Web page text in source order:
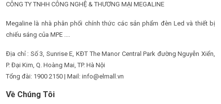
CÔNG TY TNHH CÔNG NGHỆ & THƯƠNG MẠI MEGALINE
Megaline là nhà phân phối chính thức các sản phẩm đèn Led và thiết bị
chiếu sáng của MPE ....
Địa chỉ : Số 3, Sunrise E, KĐT The Manor Central Park đường Nguyễn Xiển,
P. Đại Kim, Q. Hoàng Mai, TP. Hà Nội
Tổng đài: 1900 2150 | Mail: info@elmall.vn
Về Chúng Tôi